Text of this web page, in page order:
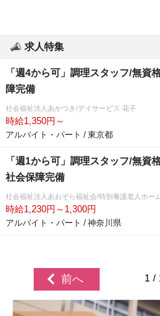
求人特集
「週4から可」調理スタッフ/無資
障完備
社会福祉法人あかつき/デイサービス 花子
時給1,350円～
アルバイト・パート / 東京都
「週1から可」調理スタッフ/無資
社会保障完備
社会福祉法人あおぞら福祉会/特別養護老人ホー
時給1,230円～1,300円
アルバイト・パート / 神奈川県
前へ 1 /